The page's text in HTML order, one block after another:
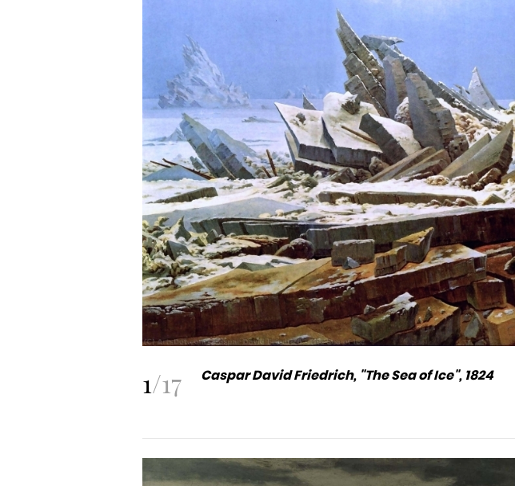
1/17 Caspar David Friedrich, "The Sea of Ice", 1824